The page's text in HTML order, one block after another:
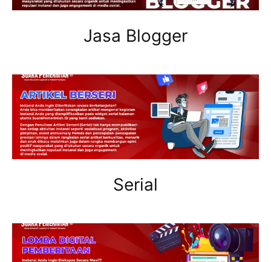
Jasa Blogger
Serial